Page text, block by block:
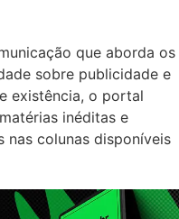
que aborda os
sobre publicidade e
existência, o portal
inéditas e
nas colunas disponíveis